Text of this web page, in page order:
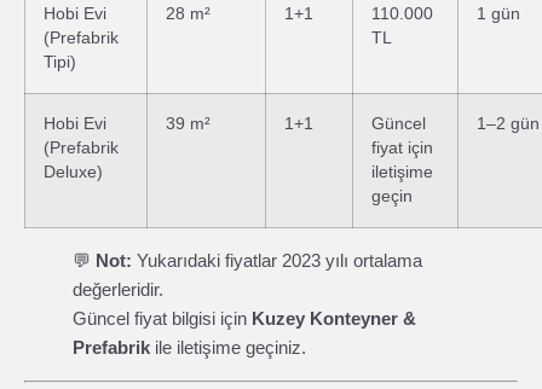
Hobi Evi
(Prefabrik
Tipi)
28 m² 1+1
110.000
TL
1 gün
Hobi Evi
(Prefabrik
Deluxe)
39 m² 1+1
Güncel
fiyat için
iletişime
geçin
1–2 gün
💬 Not: Yukarıdaki fiyatlar 2023 yılı ortalama
değerleridir.
Güncel fiyat bilgisi için Kuzey Konteyner &
Prefabrik ile iletişime geçiniz.